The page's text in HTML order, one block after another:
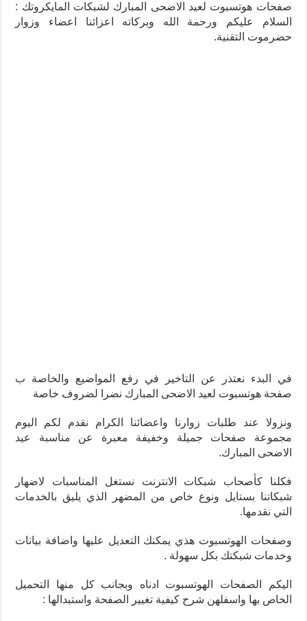
صفحات هوتسبوت لعيد الاضحى المبارك لشبكات المايكروتك :
السلام عليكم ورحمة الله وبركاته اعزائنا اعضاء وزوار
حضرموت التقنية.
في البدء نعتذر عن التاخير في رفع المواضيع والخاصة ب
صفحة هوتسبوت لعيد الاضحى المبارك نضرا لضروف خاصة
ونزولا عند طلبات زوارنا واعضائنا الكرام نقدم لكم اليوم
مجموعة صفحات جميلة وخفيفة معبرة عن مناسبة عيد
الاضحى المبارك.
فكلنا كأصحاب شبكات الانترنت نستغل المناسبات لاضهار
شبكاتنا بستايل ونوع خاص من المضهر الذي يليق بالخدمات
التي نقدمها.
وصفحات الهوتسبوت هذي يمكنك التعديل عليها واضافة بيانات
وخدمات شبكتك بكل سهولة .
اليكم الصفحات الهوتسبوت ادناه وبجانب كل منها التحميل
الخاص بها واسفلهن شرح كيفية تغيير الصفحة واستبدالها :